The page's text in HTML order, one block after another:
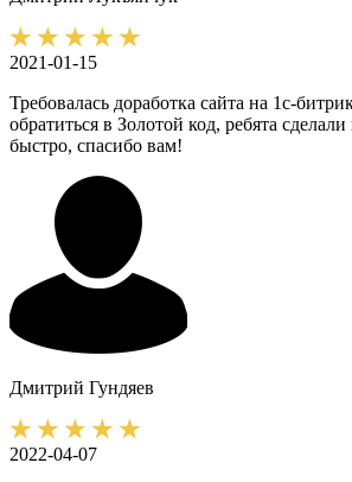
2021-01-15
Требовалась доработка сайта на 1с-
обратиться в Золотой код, ребята
быстро, спасибо вам!
Дмитрий Гундяев
2022-04-07